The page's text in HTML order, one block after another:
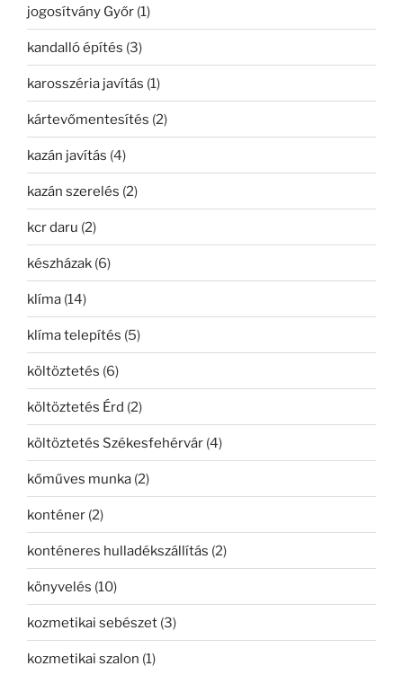
jogosítvány Győr (1)
kandalló építés (3)
karosszéria javítás (1)
kártevőmentesítés (2)
kazán javítás (4)
kazán szerelés (2)
kcr daru (2)
készházak (6)
klíma (14)
klíma telepítés (5)
költöztetés (6)
költöztetés Érd (2)
költöztetés Székesfehérvár (4)
kőműves munka (2)
konténer (2)
konténeres hulladékszállítás (2)
könyvelés (10)
kozmetikai sebészet (3)
kozmetikai szalon (1)